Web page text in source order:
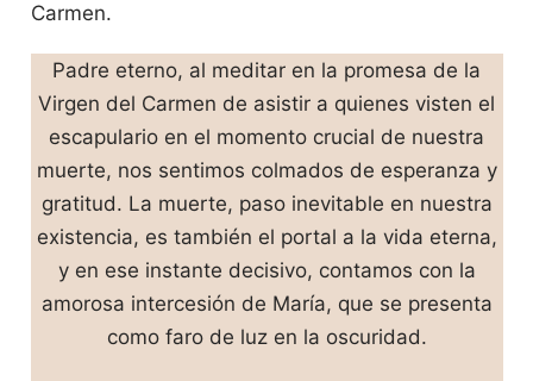
Carmen.
Padre eterno, al meditar en la promesa de la
Virgen del Carmen de asistir a quienes visten el
escapulario en el momento crucial de nuestra
muerte, nos sentimos colmados de esperanza y
gratitud. La muerte, paso inevitable en nuestra
existencia, es también el portal a la vida eterna,
y en ese instante decisivo, contamos con la
amorosa intercesión de María, que se presenta
como faro de luz en la oscuridad.